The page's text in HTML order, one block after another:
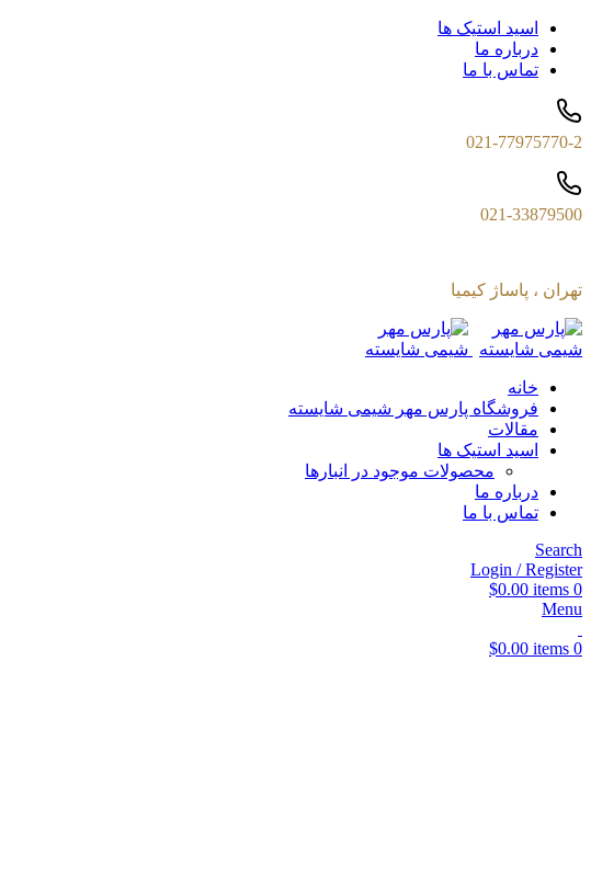
اسید استیک ها
درباره ما
تماس با ما
021-77975770-2
021-33879500
تهران ، پاساژ کیمیا
خانه
فروشگاه پارس مهر شیمی شایسته
مقالات
اسید استیک ها
محصولات موجود در انبارها
درباره ما
تماس با ما
Search
Login / Register
0
items
$0.00
Menu
0
items
$0.00